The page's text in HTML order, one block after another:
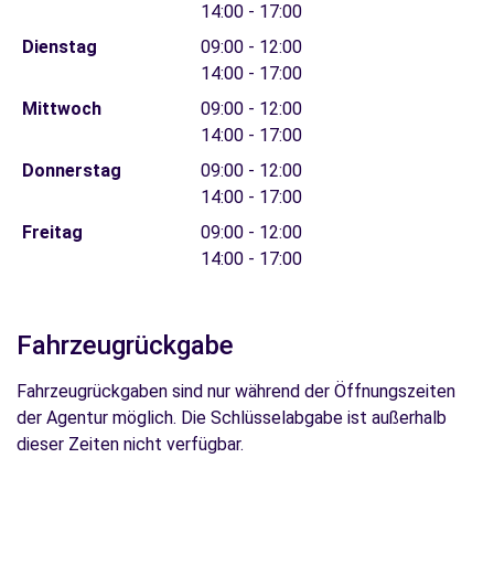
14:00 - 17:00
Dienstag
09:00 - 12:00
14:00 - 17:00
Mittwoch
09:00 - 12:00
14:00 - 17:00
Donnerstag
09:00 - 12:00
14:00 - 17:00
Freitag
09:00 - 12:00
14:00 - 17:00
Fahrzeugrückgabe
Fahrzeugrückgaben sind nur während der Öffnungszeiten
der Agentur möglich. Die Schlüsselabgabe ist außerhalb
dieser Zeiten nicht verfügbar.